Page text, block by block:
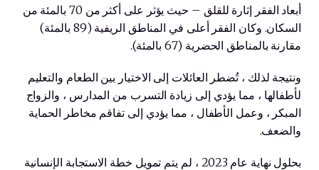
أبعاد الفقر إثارة للقلق – حيث يؤثر على أكثر من 70 بالمئة من
السكان. وكان الفقر أعلى في المناطق الريفية (89 بالمئة)
مقارنة بالمناطق الحضرية (67 بالمئة).
ونتيجة لذلك ، تُضطر العائلات إلى الاختيار بين الطعام والتعليم
لأطفالها ، مما يؤدي إلى زيادة التسرب من المدارس ، والزواج
المبكر ، وعمل الأطفال ، مما يؤدي إلى تفاقم مخاطر الحماية
والضعف.
بحلول نهاية عام 2023 ، لم يتم تمويل خطة الاستجابة الإنسانية